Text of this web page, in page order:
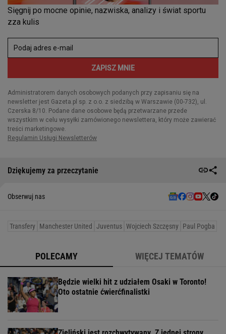
Dziękujemy za przeczytanie
Obserwuj nas
Transfery Manchester United Juventus Wojciech Szczęsny Paul Pogba
POLECAMY WIĘCEJ TEMATÓW
Będzie wielki hit z udziałem Osaki w Toronto!
Oto ostatnie ćwierćfinalistki